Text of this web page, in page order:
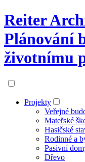
Reiter
Plánování
životnímu
Projekty
Veřejné
Mateřské
Hasičské
Rodinné a
Pasivní
Dřevo